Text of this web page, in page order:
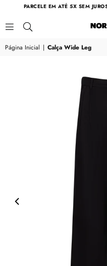
PARCELE EM ATÉ 5X SEM
Página Inicial | Calça Wide Leg